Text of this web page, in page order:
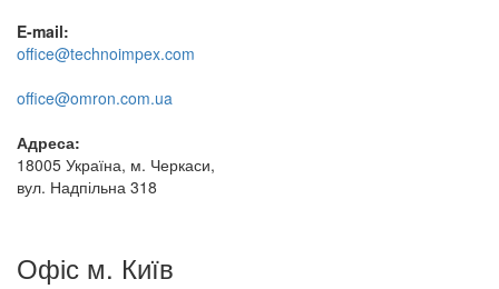
E-mail:
office@technoimpex.com
office@omron.com.ua
Адреса:
18005 Україна, м. Черкаси,
вул. Надпільна 318
Офіс м. Київ